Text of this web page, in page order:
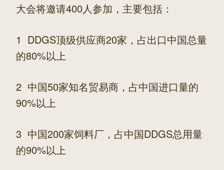
大会将邀请400人参加，主要包括：
1 DDGS顶级供应商20家，占出口中国总量
的80%以上
2 中国50家知名贸易商，占中国进口量的
90%以上
3 中国200家饲料厂，占中国DDGS总用量
的90%以上